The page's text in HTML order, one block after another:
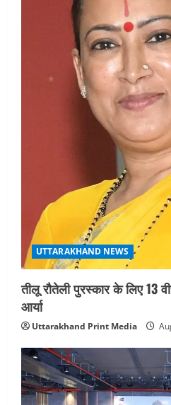
UTTARAKHAND NEWS
तीलू रौतेली पुरस्कार के लिए 13
आर्या
Uttarakhand Print Media